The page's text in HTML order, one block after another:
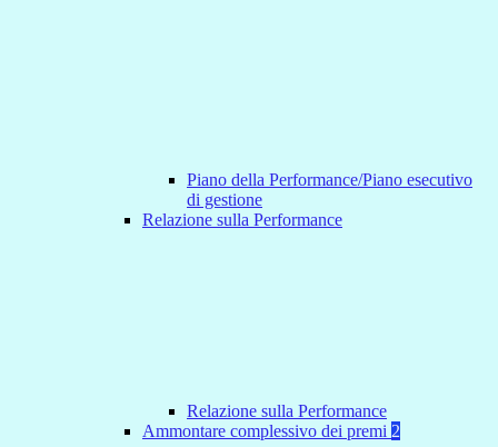
Piano della Performance/Piano esecutivo
di gestione
Relazione sulla Performance
Relazione sulla Performance
Ammontare complessivo dei premi 2